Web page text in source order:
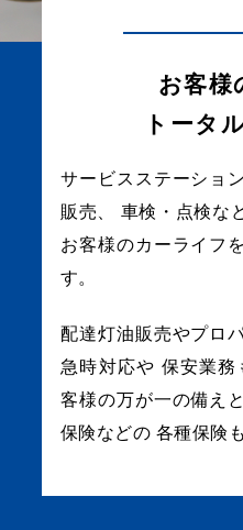
お客様
トータ
サービスステーショ
販売、
車検・点検な
お客様のカーライフ
す。
配達灯油販売やプロ
急時対応や 保安業務
客様の万が一の備え
保険などの 各種保険